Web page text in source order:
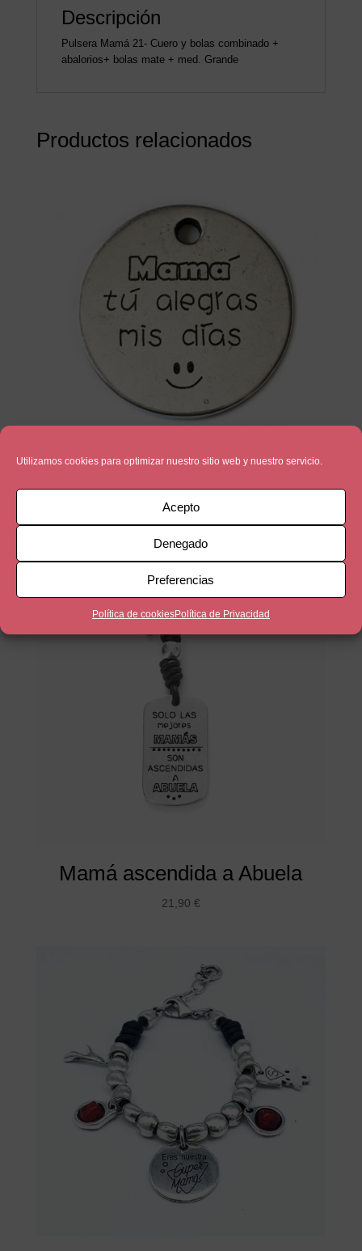
Utilizamos cookies para optimizar nuestro sitio web y nuestro servicio.
Acepto
Denegado
Preferencias
Política de cookiesPolítica de Privacidad
Descripción
Pulsera Mamá 21- Cuero y bolas combinado +
abalorios+ bolas mate + med. Grande
Productos relacionados
5,00€
Mamá ascendida a Abuela
21,90 €